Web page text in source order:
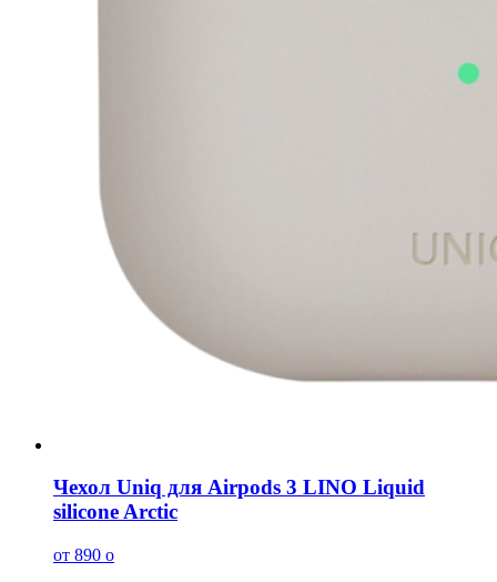
Чехол Uniq для Airpods 3 LINO Liquid
silicone Arctic
от 890 o